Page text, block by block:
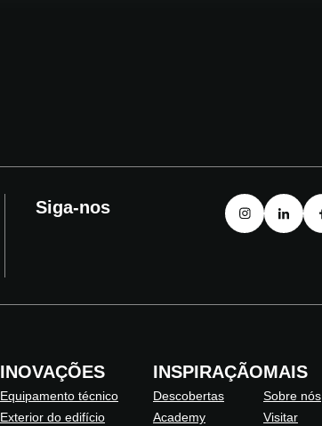
Siga-nos
INOVAÇÕES
Equipamento técnico
Exterior do edifício
INSPIRAÇÃO
Descobertas
Academy
MAIS
Sobre nós
Visitar